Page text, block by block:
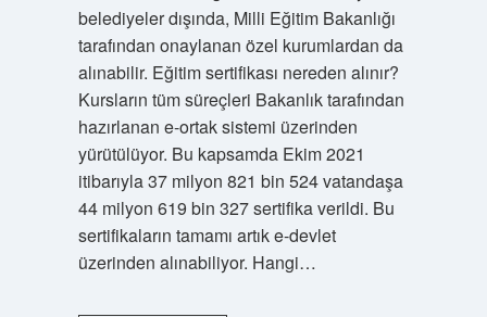
belediyeler dışında, Milli Eğitim Bakanlığı
tarafından onaylanan özel kurumlardan da
alınabilir. Eğitim sertifikası nereden alınır?
Kursların tüm süreçleri Bakanlık tarafından
hazırlanan e-ortak sistemi üzerinden
yürütülüyor. Bu kapsamda Ekim 2021
itibarıyla 37 milyon 821 bin 524 vatandaşa
44 milyon 619 bin 327 sertifika verildi. Bu
sertifikaların tamamı artık e-devlet
üzerinden alınabiliyor. Hangi…